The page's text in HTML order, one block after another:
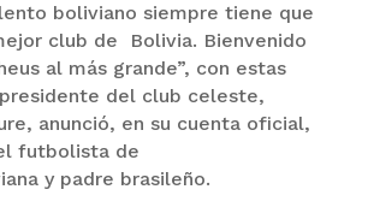
boliviano siempre tiene que
club de Bolivia. Bienvenido
al más grande”, con estas
del club celeste,
anunció, en su cuenta oficial,
futbolista de
y padre brasileño.